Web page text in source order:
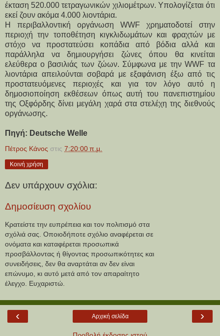
έκταση 520.000 τετραγωνικών χιλιομέτρων. Υπολογίζεται ότι
εκεί ζουν ακόμα 4.000 λιοντάρια.
Η περιβαλλοντική οργάνωση WWF χρηματοδοτεί στην
περιοχή την τοποθέτηση κιγκλιδωμάτων και φραχτών με
στόχο να προστατεύσει κοπάδια από βόδια αλλά και
παράλληλα να δημιουργήσει ζώνες όπου θα κινείται
ελεύθερα ο βασιλιάς των ζώων. Σύμφωνα με την WWF τα
λιοντάρια απειλούνται σοβαρά με εξαφάνιση έξω από τις
προστατευόμενες περιοχές και για τον λόγο αυτό η
δημοσιοποίηση εκθέσεων όπως αυτή του πανεπιστημίου
της Οξφόρδης δίνει μεγάλη χαρά στα στελέχη της διεθνούς
οργάνωσης.
Πηγή: Deutsche Welle
Πέτρος Κάνος στις 7:20:00 π.μ.
Κοινή χρήση
Δεν υπάρχουν σχόλια:
Δημοσίευση σχολίου
Κρατείστε την ευπρέπεια και τον πολιτισμό στα
σχόλιά σας. Οποιοδήποτε σχόλιο αναφέρεται σε
ονόματα και καταφέρεται προσωπικά
προσβάλλοντας ή θίγοντας προσωπικότητες και
συνειδήσεις, δεν θα αναρτάται αν δεν είναι
επώνυμο, κι αυτό μετά από τον απαραίτητο
έλεγχο. Ευχαριστώ.
‹ ›
Αρχική σελίδα